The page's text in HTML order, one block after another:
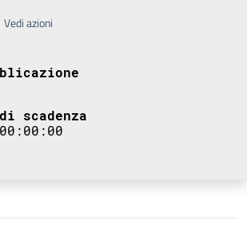
Vedi azioni
scadenza